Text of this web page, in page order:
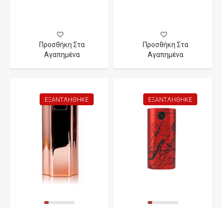
Προσθήκη Στα
Αγαπημένα
Προσθήκη Στα
Αγαπημένα
ΕΞΑΝΤΛΉΘΗΚΕ ΕΞΑΝΤΛΉΘΗΚΕ